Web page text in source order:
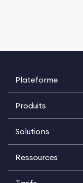
Plateforme
Produits
Solutions
Ressources